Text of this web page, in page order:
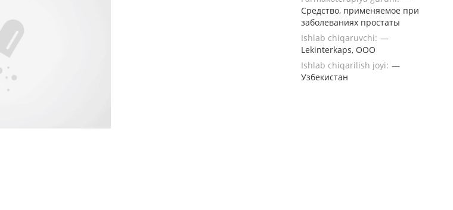
Средство, применяемое при
заболеваниях простаты
Ishlab chiqaruvchi: —
Lekinterkaps, ООО
Ishlab chiqarilish joyi: —
Узбекистан